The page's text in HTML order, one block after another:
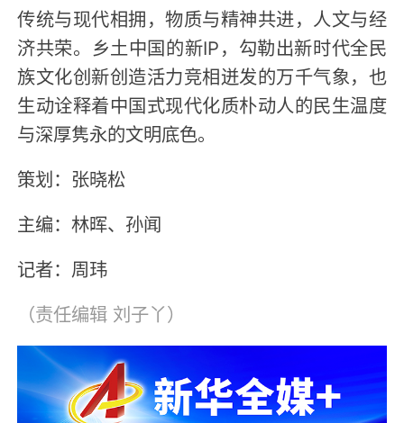
传统与现代相拥，物质与精神共进，人文与经
济共荣。乡土中国的新IP，勾勒出新时代全民
族文化创新创造活力竞相迸发的万千气象，也
生动诠释着中国式现代化质朴动人的民生温度
与深厚隽永的文明底色。
策划：张晓松
主编：林晖、孙闻
记者：周玮
（责任编辑 刘子丫）